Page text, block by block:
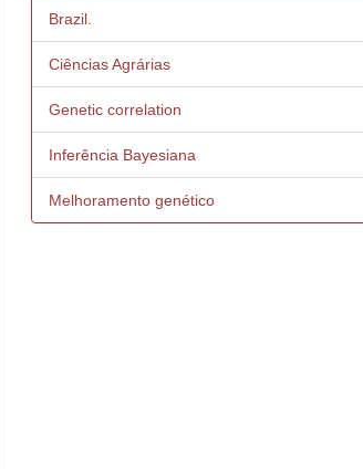
Brazil.
Ciências Agrárias
Genetic correlation
Inferência Bayesiana
Melhoramento genético